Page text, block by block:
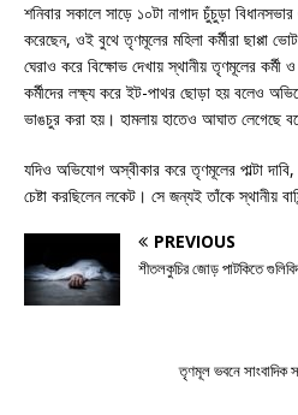
শনিবার সকালে সাড়ে ১০টা নাগাদ চুঁচুড়া
করেছেন, ওই বুথে তৃণমূলের মহিলা কর্মীরা ছাপ্পা
ঘেরাও করে বিক্ষোভ দেখায় স্থানীয় তৃণমূলের
কর্মীদের লক্ষ্য করে ইট-পাথর ছোড়া হয় বলেও
ভাঙচুর করা হয়। হামলায় হাতেও আঘাত লেগেছে
যদিও অভিযোগ অস্বীকার করে তৃণমূলের পাল্টা
চেষ্টা করছিলেন লকেট। সে জন্যই তাঁকে স্থানীয়
PREVIOUS
শীতলকুচির জোড় পাটকিতে
তৃণমূল ভবনে সাংবাদিক